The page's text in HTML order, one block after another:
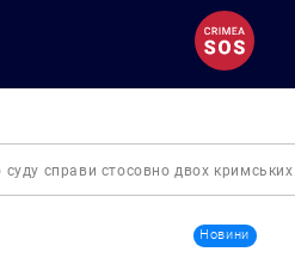
справи стосовно двох кримських
Новини